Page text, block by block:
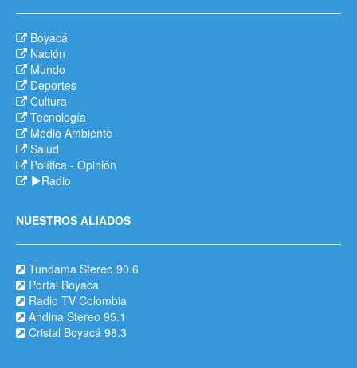
Boyacá
Nación
Mundo
Deportes
Cultura
Tecnología
Medio Ambiente
Salud
Política - Opinión
Radio
NUESTROS ALIADOS
Tundama Stereo 90.6
Portal Boyacá
Radio TV Colombia
Andina Stereo 95.1
Cristal Boyacá 98.3